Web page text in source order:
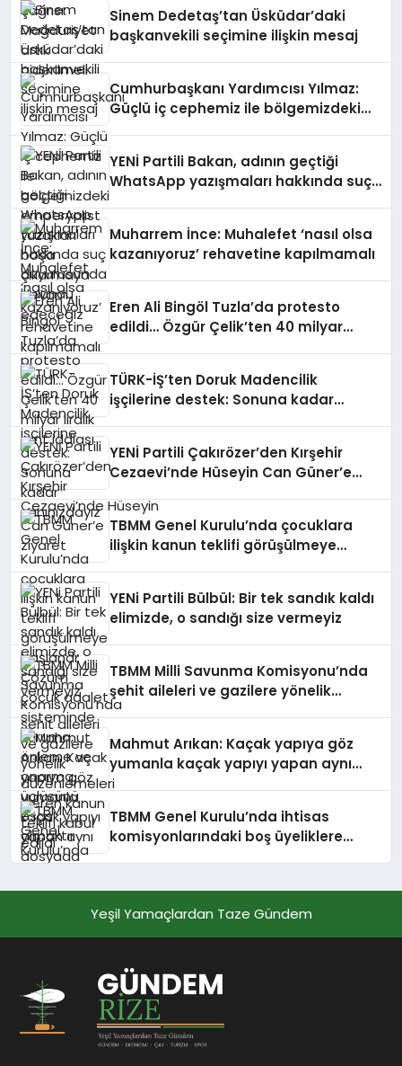
Sinem Dedetaş’tan Üsküdar’daki
başkanvekili seçimine ilişkin mesaj
Cumhurbaşkanı Yardımcısı Yılmaz:
Güçlü iç cephemiz ile bölgemizdeki
YENİ Partili Bakan, adının geçtiği
WhatsApp yazışmaları hakkında suç
Muharrem İnce: Muhalefet ‘nasıl olsa
kazanıyoruz’ rehavetine kapılmamalı
Eren Ali Bingöl Tuzla’da protesto
edildi… Özgür Çelik’ten 40 milyar
TÜRK-İŞ’ten Doruk Madencilik
işçilerine destek: Sonuna kadar
YENİ Partili Çakırözer’den Kırşehir
Cezaevi’nde Hüseyin Can Güner’e
TBMM Genel Kurulu’nda çocuklara
ilişkin kanun teklifi görüşülmeye
onarma üçlüsünü esas almaktır
YENi Partili Bülbül: Bir tek sandık kaldı
elimizde, o sandığı size vermeyiz
TBMM Milli Savunma Komisyonu’nda
şehit aileleri ve gazilere yönelik
düzenlemeleri içeren kanun teklifi
Mahmut Arıkan: Kaçak yapıya göz
yumanla kaçak yapıyı yapan aynı
dosyada yargılandığında şehirlerimiz
TBMM Genel Kurulu’nda ihtisas
komisyonlarındaki boş üyeliklere
Yeşil Yamaçlardan Taze Gündem